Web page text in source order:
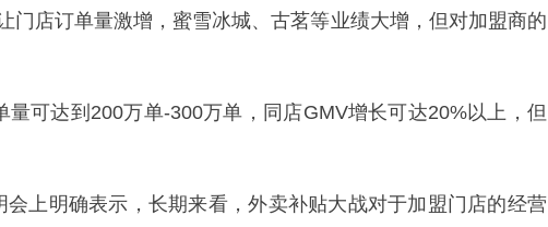
门店订单量激增，蜜雪冰城、古茗等业绩大增，但对加盟商的
可达到200万单-300万单，同店GMV增长可达20%以上，但
上明确表示，长期来看，外卖补贴大战对于加盟门店的经营